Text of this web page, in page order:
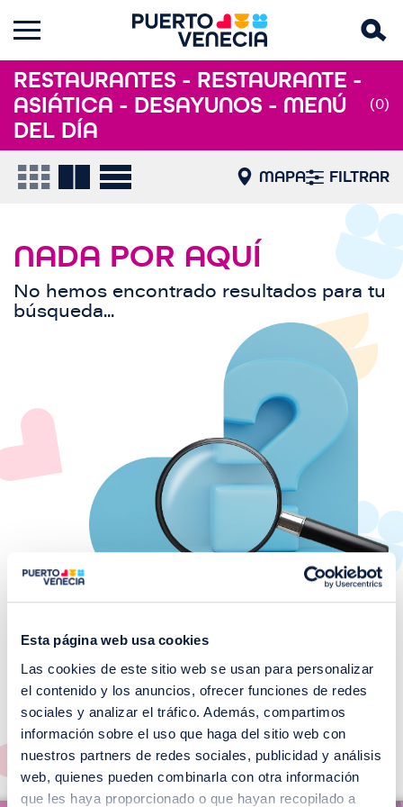
Esta página web usa cookies
Las cookies de este sitio web se usan para personalizar
el contenido y los anuncios, ofrecer funciones de redes
sociales y analizar el tráfico. Además, compartimos
información sobre el uso que haga del sitio web con
nuestros partners de redes sociales, publicidad y análisis
web, quienes pueden combinarla con otra información
que les haya proporcionado o que hayan recopilado a
RESTAURANTES - RESTAURANTE -
ASIÁTICA - DESAYUNOS - MENÚ
DEL DÍA
(0)
MAPA FILTRAR
NADA POR AQUÍ
No hemos encontrado resultados para tu
búsqueda...
¡No te pierdas nuestros
EVENTOS!
Ver todos >